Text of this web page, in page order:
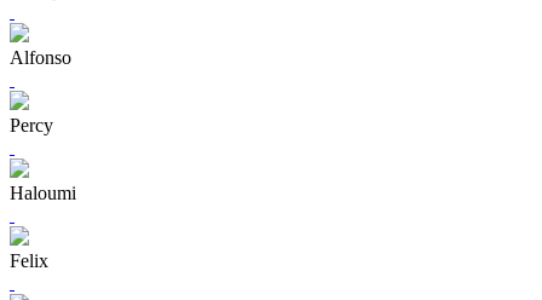
Alfonso
Percy
Haloumi
Felix